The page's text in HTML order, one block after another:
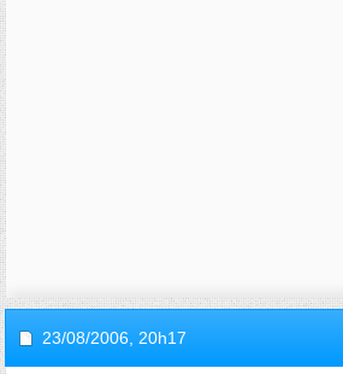
23/08/2006, 20h17